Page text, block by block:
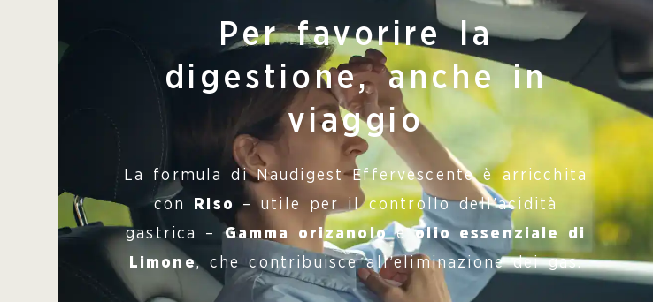
Per favorire la
digestione, anche in
viaggio
La formula di Naudigest Effervescente è arricchita
con
Riso – utile per il controllo dell’acidità
gastrica –Gamma orizanoloeolio essenziale di
Limone, che contribuisce all’eliminazione dei gas.